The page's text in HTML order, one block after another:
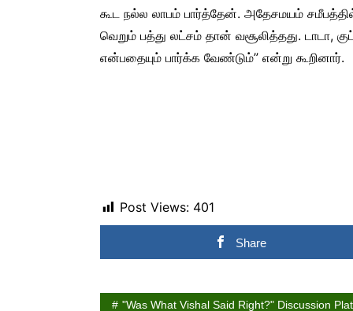
கூட நல்ல லாபம் பார்த்தேன். அதேசமயம்
வெறும் பத்து லட்சம் தான் வசூலித்தது.
என்பதையும் பார்க்க வேண்டும்” என்று கூறினார்.
Post Views: 401
Share
"Was What Vishal Said Right?" Discussion